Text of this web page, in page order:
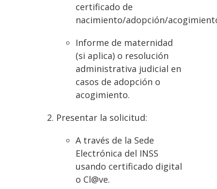
certificado de
nacimiento/adopción/
Informe de maternidad
(si aplica) o resolución
administrativa judicial en
casos de adopción o
acogimiento.
Presentar la solicitud:
A través de la Sede
Electrónica del INSS
usando certificado digital
o Cl@ve.